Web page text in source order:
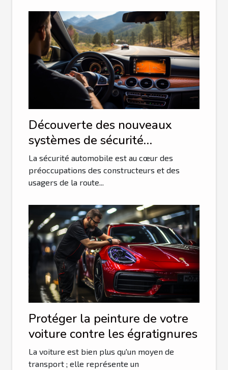
Découverte des nouveaux
systèmes de sécurité
automobile pour 2023
La sécurité automobile est au cœur des
préoccupations des constructeurs et des
usagers de la route...
Protéger la peinture de votre
voiture contre les égratignures
La voiture est bien plus qu'un moyen de
transport ; elle représente un